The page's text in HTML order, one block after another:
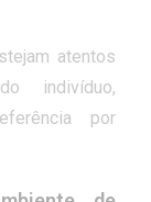
atentos
indivíduo,
por